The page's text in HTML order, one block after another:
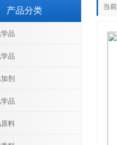
当
产品分类
品
品
剂
品
料